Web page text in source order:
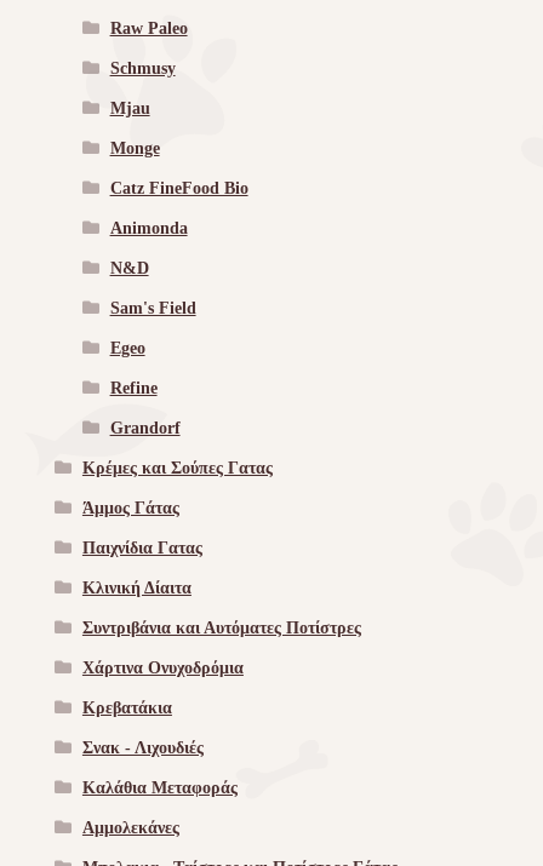
Raw Paleo
Schmusy
Mjau
Monge
Catz FineFood Bio
Animonda
N&D
Sam's Field
Egeo
Refine
Grandorf
Κρέμες και Σούπες Γατας
Άμμος Γάτας
Παιχνίδια Γατας
Κλινική Δίαιτα
Συντριβάνια και Αυτόματες Ποτίστρες
Χάρτινα Ονυχοδρόμια
Κρεβατάκια
Σνακ - Λιχουδιές
Καλάθια Μεταφοράς
Αμμολεκάνες